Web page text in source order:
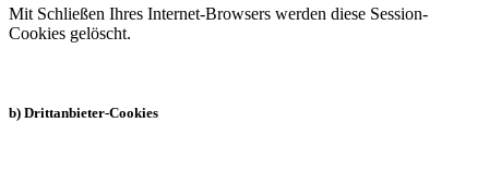
Mit Schließen Ihres Internet-Browsers werden diese Session-
Cookies gelöscht.
b) Drittanbieter-Cookies